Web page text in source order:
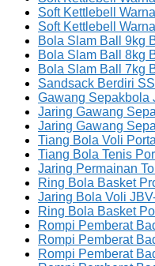
Soft Kettlebell
Soft Kettlebell
Bola Slam Ball 9kg
Bola Slam Ball 8kg
Bola Slam Ball 7kg
Sandsack Berdiri
Gawang Sepakbola
Jaring Gawang
Jaring Gawang
Tiang Bola Voli
Tiang Bola Tenis
Jaring Permainan
Ring Bola Basket
Jaring Bola Voli
Ring Bola Basket
Rompi Pemberat
Rompi Pemberat
Rompi Pemberat